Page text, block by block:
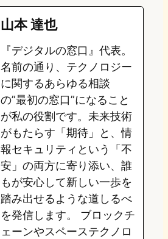
t
o
o
n
e
s
k
e
b
o
o
k
e
a
山本 達也
『デジタルの窓口』代表。
名前の通り、テクノロジー
に関するあらゆる相談
の”最初の窓口”になること
が私の役割です。未来技術
がもたらす「期待」と、情
報セキュリティという「不
安」の両方に寄り添い、誰
もが安心して新しい一歩を
踏み出せるような道しるべ
を発信します。 ブロックチ
ェーンやスペーステクノロ